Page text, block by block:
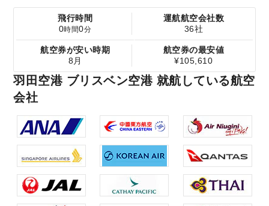
飛行時間
0時間0分
運航航空会社数
36社
航空券が安い時期
8月
航空券の最安値
¥105,610
羽田空港 ブリスベン空港 就航している航空
会社